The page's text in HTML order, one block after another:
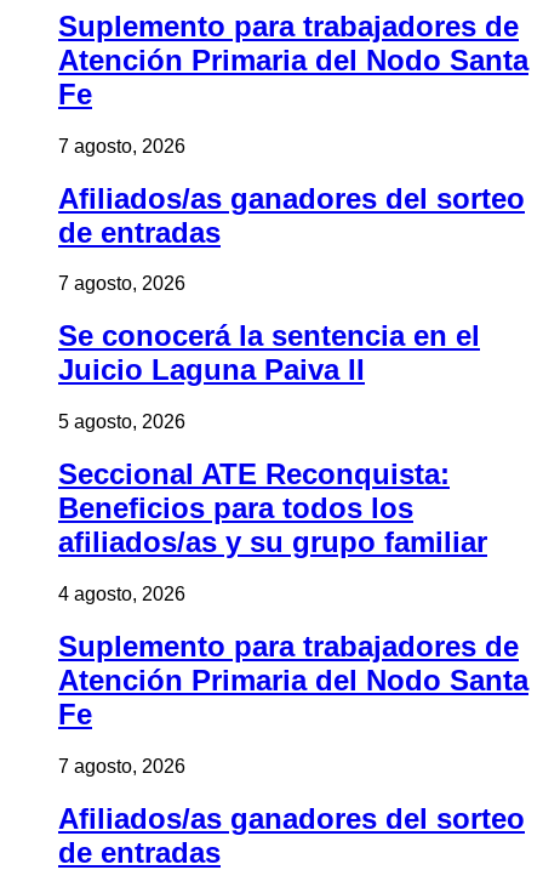
Suplemento para trabajadores de
Atención Primaria del Nodo Santa
Fe
7 agosto, 2026
Afiliados/as ganadores del sorteo
de entradas
7 agosto, 2026
Se conocerá la sentencia en el
Juicio Laguna Paiva II
5 agosto, 2026
Seccional ATE Reconquista:
Beneficios para todos los
afiliados/as y su grupo familiar
4 agosto, 2026
Suplemento para trabajadores de
Atención Primaria del Nodo Santa
Fe
7 agosto, 2026
Afiliados/as ganadores del sorteo
de entradas